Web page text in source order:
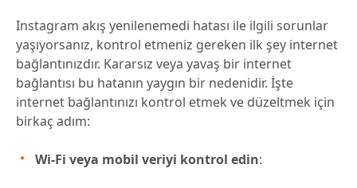
Instagram akış yenilenemedi hatası ile ilgili sorunlar
yaşıyorsanız, kontrol etmeniz gereken ilk şey internet
bağlantınızdır. Kararsız veya yavaş bir internet
bağlantısı bu hatanın yaygın bir nedenidir. İşte
internet bağlantınızı kontrol etmek ve düzeltmek için
birkaç adım:
Wi-Fi veya mobil veriyi kontrol edin: